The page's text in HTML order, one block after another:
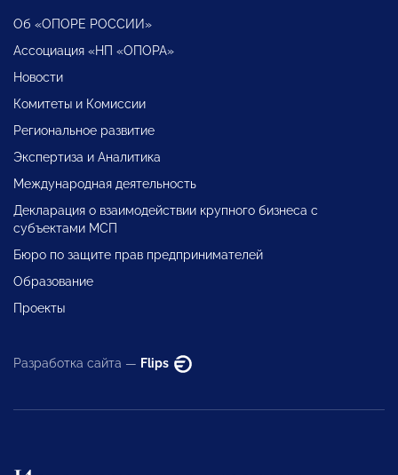
Об «ОПОРЕ РОССИИ»
Ассоциация «НП «ОПОРА»
Новости
Комитеты и Комиссии
Региональное развитие
Экспертиза и Аналитика
Международная деятельность
Декларация о взаимодействии крупного бизнеса с
субъектами МСП
Бюро по защите прав предпринимателей
Образование
Проекты
Разработка сайта — Flips